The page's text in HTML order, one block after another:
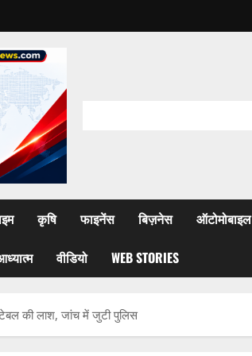
कृषि फाइनेंस बिज़नेस ऑटोमोबाइल
वीडियो WEB STORIES
की लाश, जांच में जुटी पुलिस